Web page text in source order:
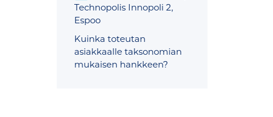
Technopolis Innopoli 2,
Espoo
Kuinka toteutan
asiakkaalle taksonomian
mukaisen hankkeen?